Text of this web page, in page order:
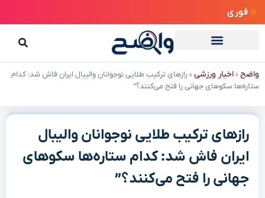
فوری
واضح »اخبار ورزشی »رازهای ترکیب طلایی نوجوانان والیبال ایران فاش شد: کدام
ستاره‌ها سکوهای جهانی را فتح می‌کنند؟”
رازهای ترکیب طلایی نوجوانان والیبال
ایران فاش شد: کدام ستاره‌ها سکوهای
جهانی را فتح می‌کنند؟”